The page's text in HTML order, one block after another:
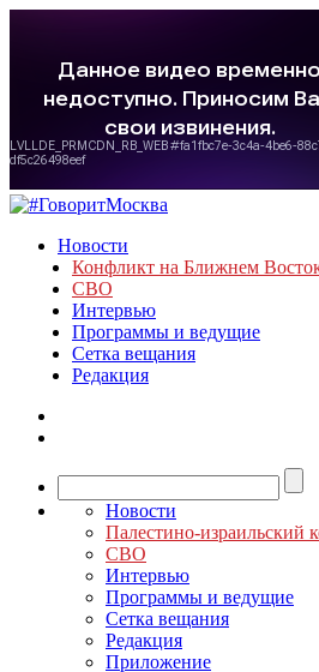
Новости
Конфликт на Ближнем
СВО
Интервью
Программы и ведущие
Сетка вещания
Редакция
Новости
Палестино-израильский
СВО
Интервью
Программы и ведущие
Сетка вещания
Редакция
Приложение